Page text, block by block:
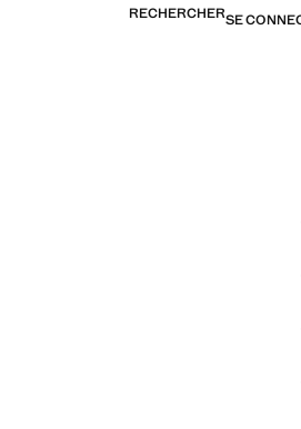
RECHERCHERSE